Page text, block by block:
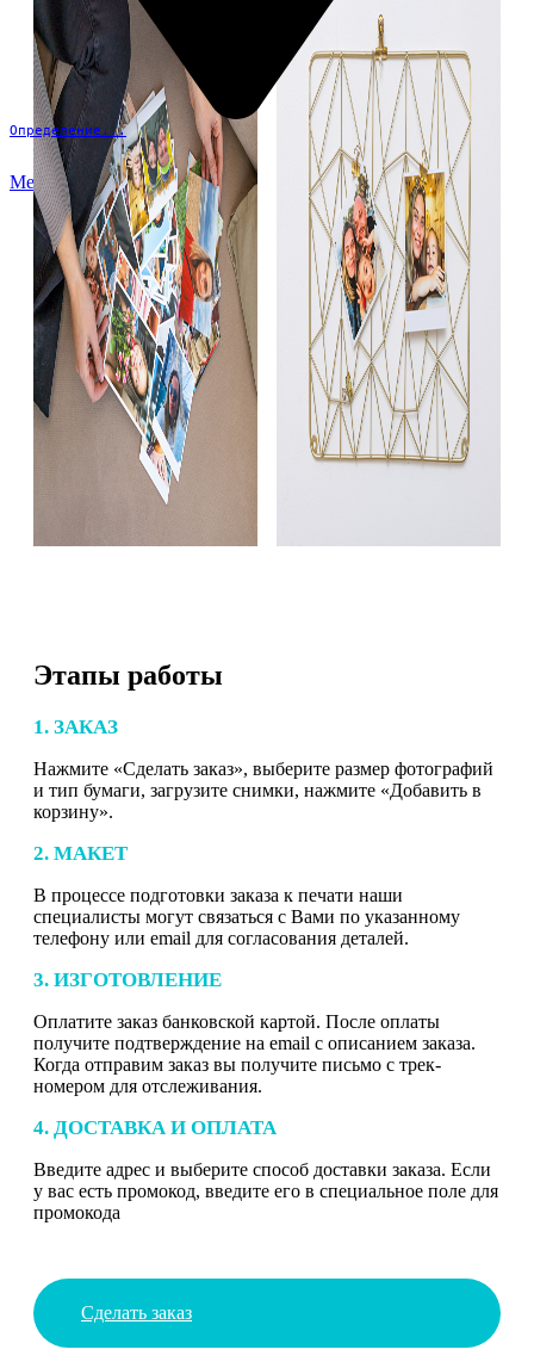
Определение...
Меню
Этапы работы
1. ЗАКАЗ
Нажмите «Сделать заказ», выберите размер фотографий
и тип бумаги, загрузите снимки, нажмите «Добавить в
корзину».
2. МАКЕТ
В процессе подготовки заказа к печати наши
специалисты могут связаться с Вами по указанному
телефону или email для согласования деталей.
3. ИЗГОТОВЛЕНИЕ
Оплатите заказ банковской картой. После оплаты
получите подтверждение на email с описанием заказа.
Когда отправим заказ вы получите письмо с трек-
номером для отслеживания.
4. ДОСТАВКА И ОПЛАТА
Введите адрес и выберите способ доставки заказа. Если
у вас есть промокод, введите его в специальное поле для
промокода
Сделать заказ